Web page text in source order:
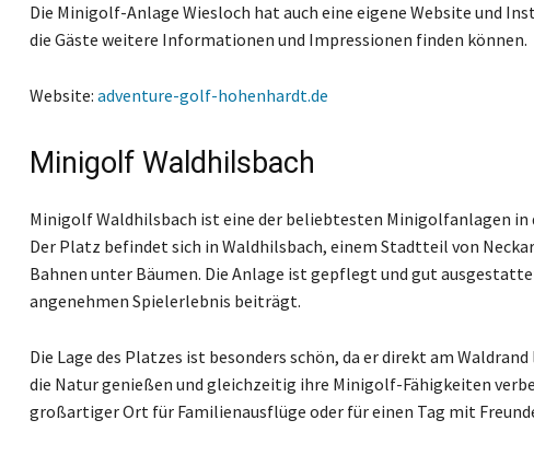
Die Minigolf-Anlage Wiesloch hat auch eine eigene Website und
die Gäste weitere Informationen und Impressionen finden können.
Website: adventure-golf-hohenhardt.de
Minigolf Waldhilsbach
Minigolf Waldhilsbach ist eine der beliebtesten Minigolfanlagen in
Der Platz befindet sich in Waldhilsbach, einem Stadtteil von
Bahnen unter Bäumen. Die Anlage ist gepflegt und gut
angenehmen Spielerlebnis beiträgt.
Die Lage des Platzes ist besonders schön, da er direkt am
die Natur genießen und gleichzeitig ihre Minigolf-Fähigkeiten
großartiger Ort für Familienausflüge oder für einen Tag mit